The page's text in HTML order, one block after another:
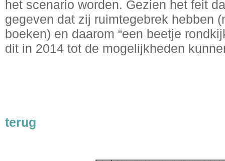
het scenario worden. Gezien het feit
gegeven dat zij ruimtegebrek hebben
boeken) en daarom “een beetje
dit in 2014 tot de mogelijkheden
terug